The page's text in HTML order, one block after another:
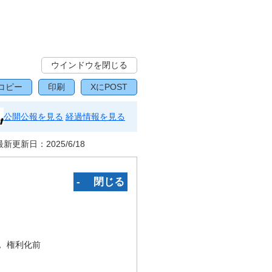
ウインドウを閉じる
ピー 印刷 XにPOST
公開公報を見る 経過情報を見る
新更新日： 2025/6/18
‐ 閉じる
権利化前